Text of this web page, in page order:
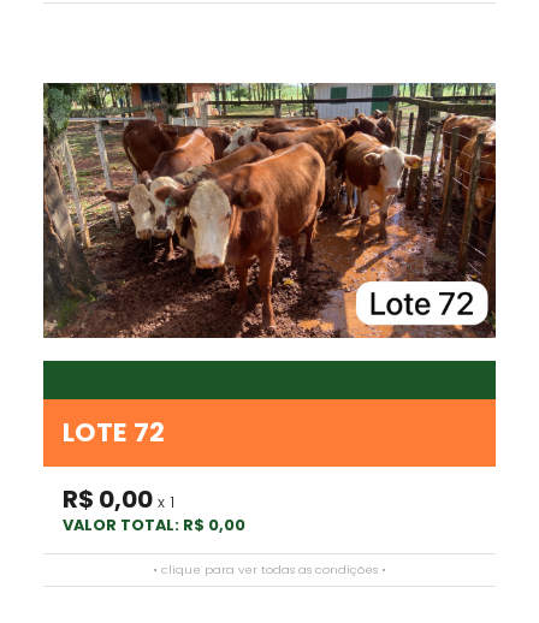
LOTE 72
R$ 0,00 x 1
VALOR TOTAL: R$ 0,00
• clique para ver todas as condições •